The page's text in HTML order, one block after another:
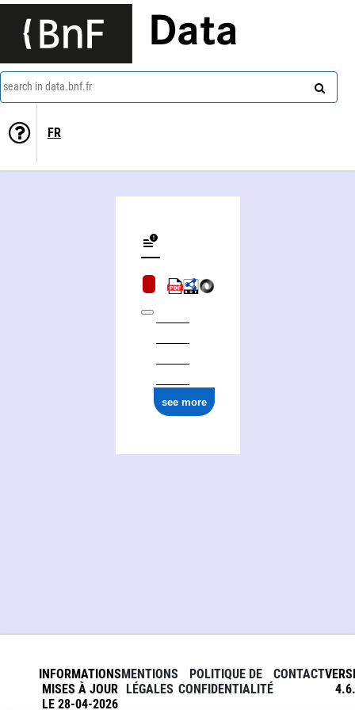
Data
search in data.bnf.fr
FR
see more
INFORMATIONS
MISES À JOUR
LE 28-04-2026
MENTIONS
LÉGALES
POLITIQUE DE
CONFIDENTIALITÉ
CONTACT